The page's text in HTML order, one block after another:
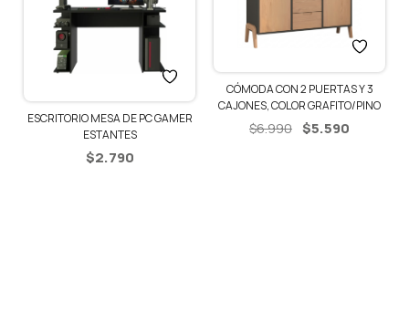
ESCRITORIO MESA DE PC GAMER
ESTANTES
$2.790
CÓMODA CON 2 PUERTAS Y 3
CAJONES, COLOR GRAFITO/PINO
$6.990 El
$5.590